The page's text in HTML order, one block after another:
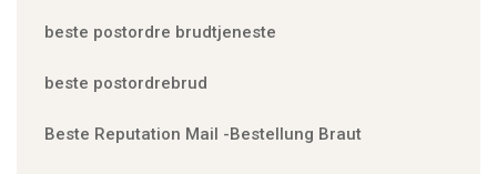
beste postordre brudtjeneste
beste postordrebrud
Beste Reputation Mail -Bestellung Braut